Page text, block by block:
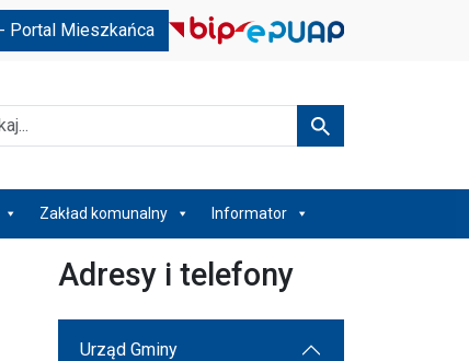
Portal Mieszkańca
Szukaj
Zakład komunalny Informator
Adresy i telefony
Urząd Gminy